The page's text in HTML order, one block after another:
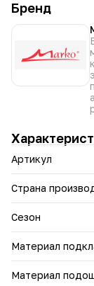
посадку для
• Размерный
оптимальный
• Цветовая
•
джинсами,
Модель станет
сохраняя
Бренд
Артикул
Страна
Сезон
Материал
Материал